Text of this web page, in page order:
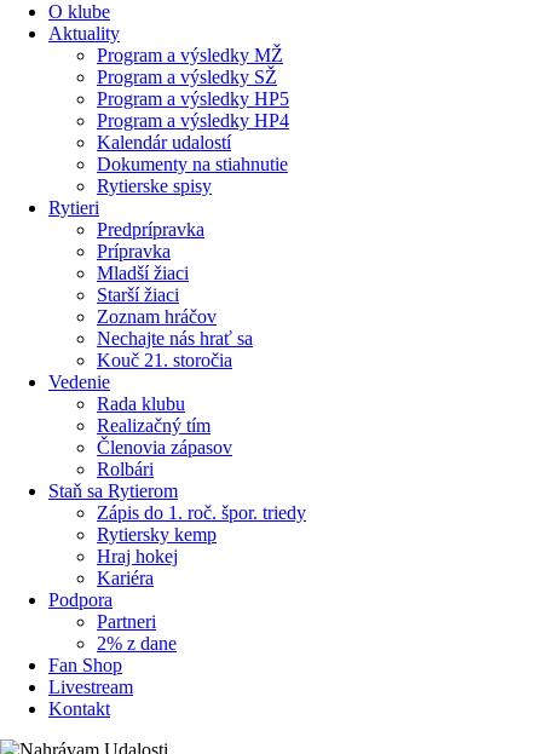
O klube
Aktuality
Program a výsledky MŽ
Program a výsledky SŽ
Program a výsledky HP5
Program a výsledky HP4
Kalendár udalostí
Dokumenty na stiahnutie
Rytierske spisy
Rytieri
Predprípravka
Prípravka
Mladší žiaci
Starší žiaci
Zoznam hráčov
Nechajte nás hrať sa
Kouč 21. storočia
Vedenie
Rada klubu
Realizačný tím
Členovia zápasov
Rolbári
Staň sa Rytierom
Zápis do 1. roč. špor. triedy
Rytiersky kemp
Hraj hokej
Kariéra
Podpora
Partneri
2% z dane
Fan Shop
Livestream
Kontakt